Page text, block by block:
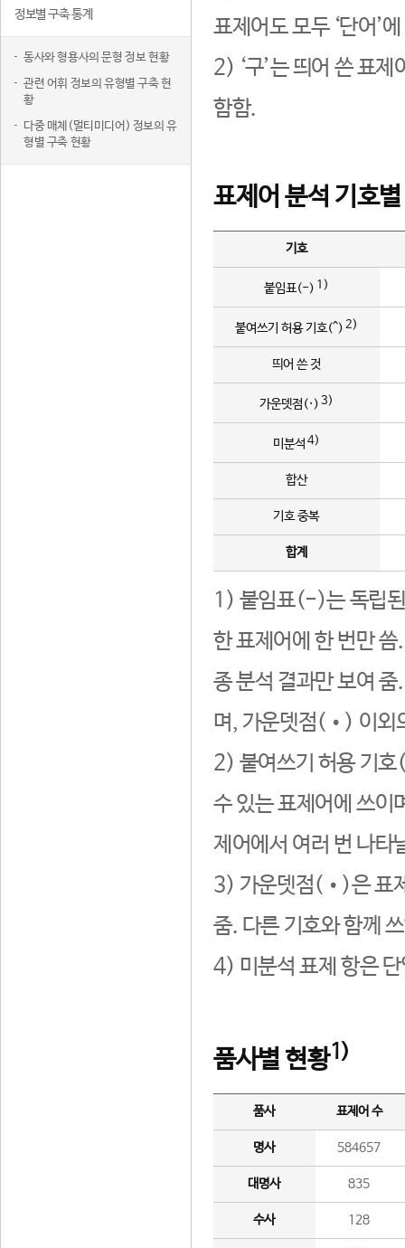
정보별 구축 통계
동사와 형용사의 문형 정보 현황
관련 어휘 정보의 유형별 구축 현
황
다중 매체(멀티미디어) 정보의 유
형별 구축 현황
표제어도 모두 ‘단어’
2) ‘구’는 띄어 쓴 표
함함.
표제어 분석 기호
기호
붙임표(-) 1)
붙여쓰기 허용 기호(^) 2)
띄어 쓴 것
가운뎃점(·) 3)
미분석 4)
합산
기호 중복
합계
1) 붙임표(-)는 독립된
한 표제어에 한 번만
종 분석 결과만 보여
며, 가운뎃점(•) 이외
2) 붙여쓰기 허용 기호
수 있는 표제어에 쓰이
제어에서 여러 번 나타
3) 가운뎃점(•)은 표
줌. 다른 기호와 함께
4) 미분석 표제 항은
품사별 현황1)
품사 표제어 수
명사 584657
대명사 835
수사 128